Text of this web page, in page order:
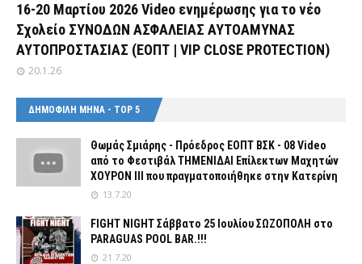
16-20 Μαρτίου 2026 Video ενημέρωσης για το νέο
Σχολείο ΣΥΝΟΔΩΝ ΑΣΦΑΛΕΙΑΣ ΑΥΤΟΑΜΥΝΑΣ
ΑΥΤΟΠΡΟΣΤΑΣΙΑΣ (ΕΟΠΤ | VIP CLOSE PROTECTION)
20.1.26
ΔΗΜΟΦΙΛΗ ΜΗΝΑ - TOP 5
Θωμάς Σμιάρης - Πρόεδρος ΕΟΠΤ ΒΣΚ - 08 Video
από το Φεστιβάλ ΤΗΜΕΝΙΔΑΙ Επίλεκτων Μαχητών
ΧΟΥΡΟΝ ΙΙΙ που πραγματοποιήθηκε στην Κατερίνη
13.7.20
FIGHT NIGHT Σάββατο 25 Ιουλίου ΣΩΖΟΠΟΛΗ στο
PARAGUAS POOL BAR.!!!
21.7.20